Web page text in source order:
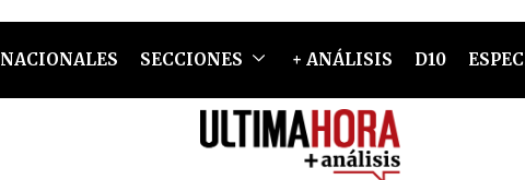
NACIONALES SECCIONES + ANÁLISIS D10